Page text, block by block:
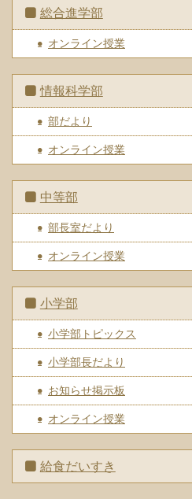
総合進学部
オンライン授業
情報科学部
部だより
オンライン授業
中等部
部長室だより
オンライン授業
小学部
小学部トピックス
小学部長だより
お知らせ掲示板
オンライン授業
給食だいすき